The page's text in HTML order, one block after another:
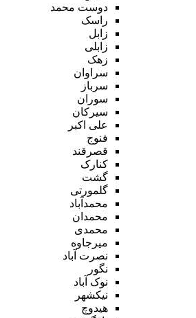
دوست محمد
راسک
زابل
زابلی
زهک
سراوان
سرباز
سوران
سیرکان
علی اکبر
فنوج
قصرقند
کنارک
گشت
گلمورتی
محمدآباد
محمدان
محمدی
میرجاوه
نصرت آباد
نگور
نوک آباد
نیکشهر
هیدوچ